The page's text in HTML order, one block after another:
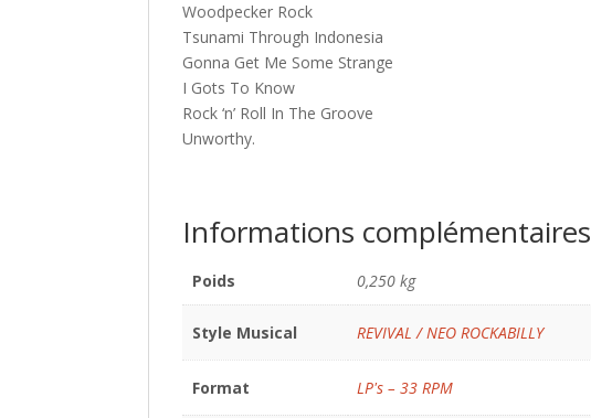
Woodpecker Rock
Tsunami Through Indonesia
Gonna Get Me Some Strange
I Gots To Know
Rock ‘n’ Roll In The Groove
Unworthy.
Informations complémentaires
Poids 0,250 kg
Style Musical REVIVAL / NEO ROCKABILLY
Format LP's – 33 RPM